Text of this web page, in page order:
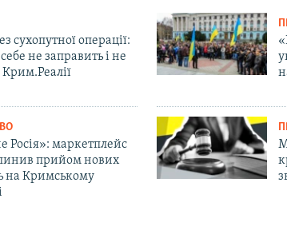
сухопутної операції:
не заправить і не
Крим.Реалії
Росія»: маркетплейс
прийом нових
на Кримському